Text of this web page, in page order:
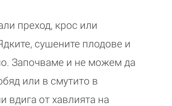
преход, крос или
сушените плодове и
Започваме и не можем да
или в смутито в
вдига от хавлията на